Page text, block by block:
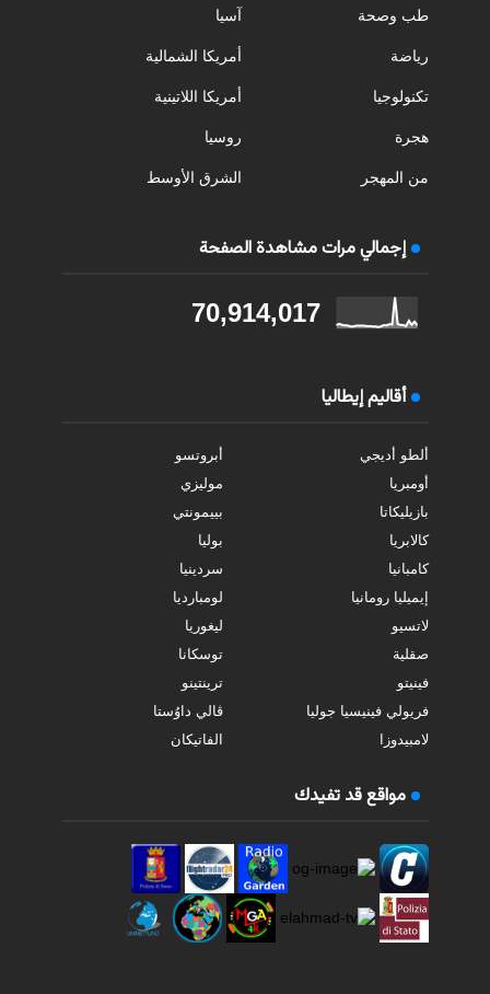
طب وصحة
رياضة
تكنولوجيا
هجرة
من المهجر
آسيا
أمريكا الشمالية
أمريكا اللاتينية
روسيا
الشرق الأوسط
إجمالي مرات مشاهدة الصفحة
70,914,017
أقاليم إيطاليا
ألطو أديجي
أبروتسو
أومبريا
موليزي
بازيليكاتا
بييمونتي
كالابريا
بوليا
كامبانيا
سردينيا
إيميليا رومانيا
لومبارديا
لاتسيو
ليغوريا
صقلية
توسكانا
فينيتو
ترينتينو
فريولي فينيسيا جوليا
ڤالي داوُستا
لامبيدوزا
الفاتيكان
مواقع قد تفيدك